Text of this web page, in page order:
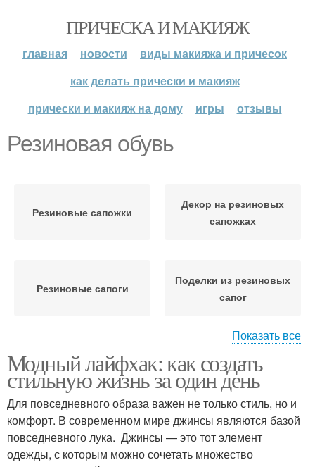
ПРИЧЕСКА И МАКИЯЖ
главная новости
виды макияжа и причесок
как делать прически и макияж
прически и макияж на дому
игры отзывы
Резиновая обувь
Резиновые сапожки
Декор на резиновых
сапожках
Резиновые сапоги
Поделки из резиновых
сапог
Верх обуви Обувь в ширину
Кожаная обувь
Обуви в домашних
условиях
Показать все
Модный лайфхак: как создать
стильную жизнь за один день
Для повседневного образа важен не только стиль, но и
комфорт. В современном мире джинсы являются базой
повседневного лука. Джинсы — это тот элемент
одежды, с которым можно сочетать множество